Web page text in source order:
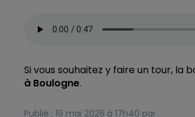
Si vous souhaitez y faire un tour, la
à Boulogne.
Publié : 19 mai 2026 à 17h40 par